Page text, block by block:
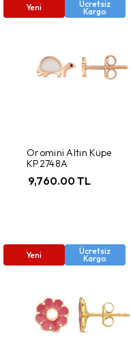
Yeni Ücretsiz
Kargo
Oromini Altın Küpe
KP2748A
9,760.00 TL
Yeni Ücretsiz
Kargo